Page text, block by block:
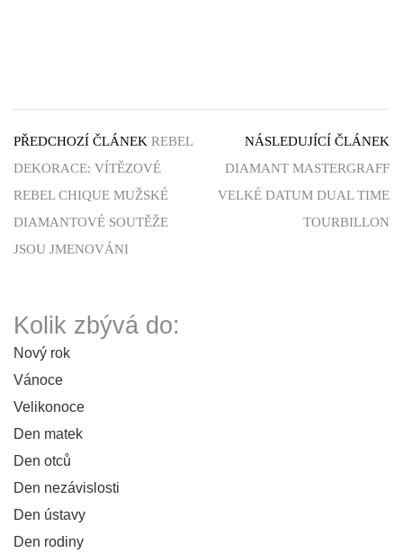
PŘEDCHOZÍ ČLÁNEK REBEL
DEKORACE: VÍTĚZOVÉ
REBEL CHIQUE MUŽSKÉ
DIAMANTOVÉ SOUTĚŽE
JSOU JMENOVÁNI
NÁSLEDUJÍCÍ ČLÁNEK
DIAMANT MASTERGRAFF
VELKÉ DATUM DUAL TIME
TOURBILLON
Kolik zbývá do:
Nový rok
Vánoce
Velikonoce
Den matek
Den otců
Den nezávislosti
Den ústavy
Den rodiny